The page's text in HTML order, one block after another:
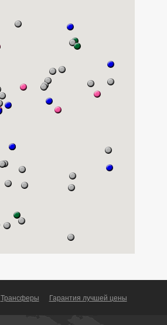
Трансферы Гарантия лучшей цены